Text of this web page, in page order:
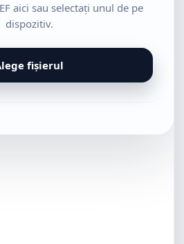
aici sau selectați unul de pe
dispozitiv.
fișierul